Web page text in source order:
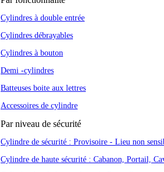
Cylindres à double entrée
Cylindres débrayables
Cylindres à bouton
Demi -cylindres
Batteuses boite aux lettres
Accessoires de cylindre
Par niveau de sécurité
Cylindre de sécurité : Provisoire - Lieu non
Cylindre de haute sécurité : Cabanon, Portail,